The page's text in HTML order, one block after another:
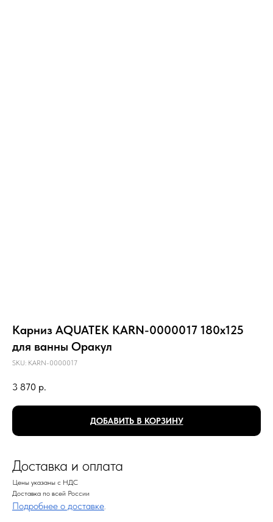
Карниз AQUATEK KARN-0000017 180х125
для ванны Оракул
SKU: KARN-0000017
3 870 р.
ДОБАВИТЬ В КОРЗИНУ
Доставка и оплата
Цены указаны с НДС
Доставка по всей России
Подробнее о доставке.